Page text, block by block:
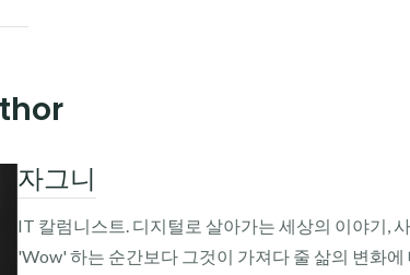
자그니
IT 칼럼니스트. 디지털로 살아가는 세상의 이야기,
'Wow' 하는 순간보다 그것이 가져다 줄 삶의 변화에